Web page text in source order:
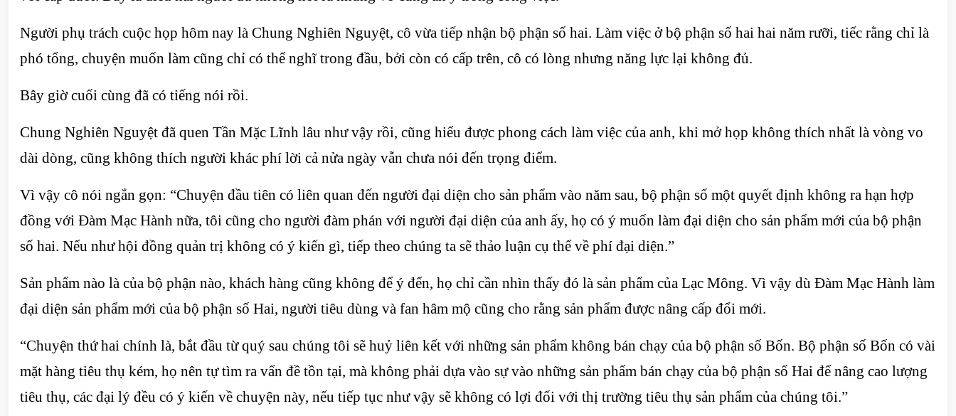
Người phụ trách cuộc họp hôm nay là Chung Nghiên Nguyệt, cô vừa tiếp nhận bộ phận số hai. Làm việc ở bộ phận số hai hai năm rưỡi, tiếc rằng chỉ là
phó tổng, chuyện muốn làm cũng chỉ có thể nghĩ trong đầu, bởi còn có cấp trên, cô có lòng nhưng năng lực lại không đủ.
Bây giờ cuối cùng đã có tiếng nói rồi.
Chung Nghiên Nguyệt đã quen Tần Mặc Lĩnh lâu như vậy rồi, cũng hiểu được phong cách làm việc của anh, khi mở họp không thích nhất là vòng vo
dài dòng, cũng không thích người khác phí lời cả nửa ngày vẫn chưa nói đến trọng điểm.
Vì vậy cô nói ngắn gọn: “Chuyện đầu tiên có liên quan đến người đại diện cho sản phẩm vào năm sau, bộ phận số một quyết định không ra hạn hợp
đồng với Đàm Mạc Hành nữa, tôi cũng cho người đàm phán với người đại diện của anh ấy, họ có ý muốn làm đại diện cho sản phẩm mới của bộ phận
số hai. Nếu như hội đồng quản trị không có ý kiến gì, tiếp theo chúng ta sẽ thảo luận cụ thể về phí đại diện.”
Sản phẩm nào là của bộ phận nào, khách hàng cũng không để ý đến, họ chỉ cần nhìn thấy đó là sản phẩm của Lạc Mông. Vì vậy dù Đàm Mạc Hành làm
đại diện sản phẩm mới của bộ phận số Hai, người tiêu dùng và fan hâm mộ cũng cho rằng sản phẩm được nâng cấp đổi mới.
“Chuyện thứ hai chính là, bắt đầu từ quý sau chúng tôi sẽ huỷ liên kết với những sản phẩm không bán chạy của bộ phận số Bốn. Bộ phận số Bốn có vài
mặt hàng tiêu thụ kém, họ nên tự tìm ra vấn đề tồn tại, mà không phải dựa vào sự vào những sản phẩm bán chạy của bộ phận số Hai để nâng cao lượng
tiêu thụ, các đại lý đều có ý kiến về chuyện này, nếu tiếp tục như vậy sẽ không có lợi đối với thị trường tiêu thụ sản phẩm của chúng tôi.”